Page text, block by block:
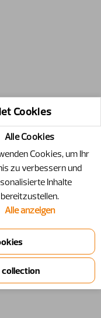
Cookies
Alle Cookies
Cookies, um Ihr
zu verbessern und
Inhalte
bereitzustellen.
Alle anzeigen